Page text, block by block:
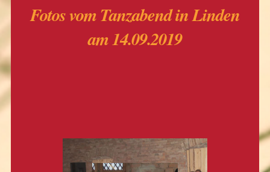
Fotos vom Tanzabend in Linden
am 14.09.2019